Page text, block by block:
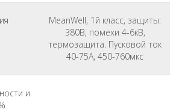
MeanWell, 1й класс, защиты:
380В, помехи 4-6кВ,
термозащита. Пусковой ток
40-75A, 450-760мкс
и